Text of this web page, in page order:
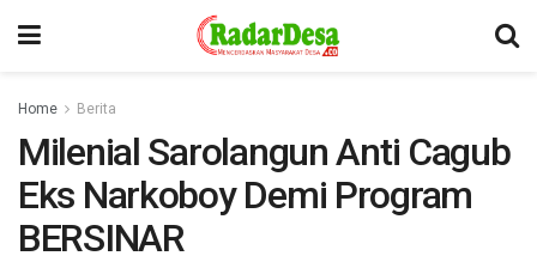
Home Berita
Milenial Sarolangun Anti Cagub
Eks Narkoboy Demi Program
BERSINAR